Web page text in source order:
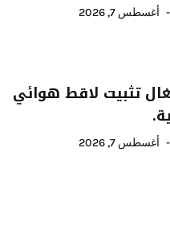
أغسطس 7, 2026
تثبيت لاقط هوائي
أغسطس 7, 2026